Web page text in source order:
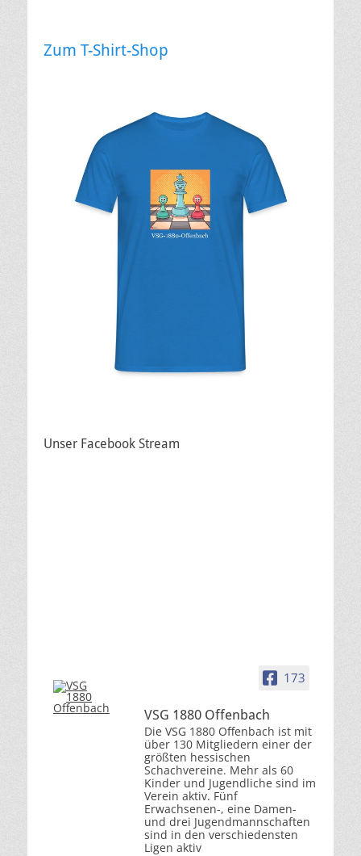
Zum T-Shirt-Shop
Unser Facebook Stream
173
VSG 1880 Offenbach
Die VSG 1880 Offenbach ist mit
über 130 Mitgliedern einer der
größten hessischen
Schachvereine. Mehr als 60
Kinder und Jugendliche sind im
Verein aktiv. Fünf
Erwachsenen-, eine Damen-
und drei Jugendmannschaften
sind in den verschiedensten
Ligen aktiv